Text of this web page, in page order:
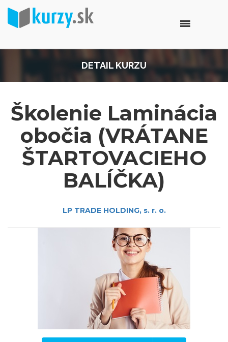
DETAIL KURZU
Školenie Laminácia
obočia (VRÁTANE
ŠTARTOVACIEHO
BALÍČKA)
LP TRADE HOLDING, s. r. o.